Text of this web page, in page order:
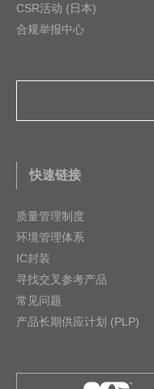
CSR活动 (日本)
合规举报中心
快速链接
质量管理制度
环境管理体系
IC封装
寻找交叉参考产品
常见问题
产品长期供应计划 (PLP)